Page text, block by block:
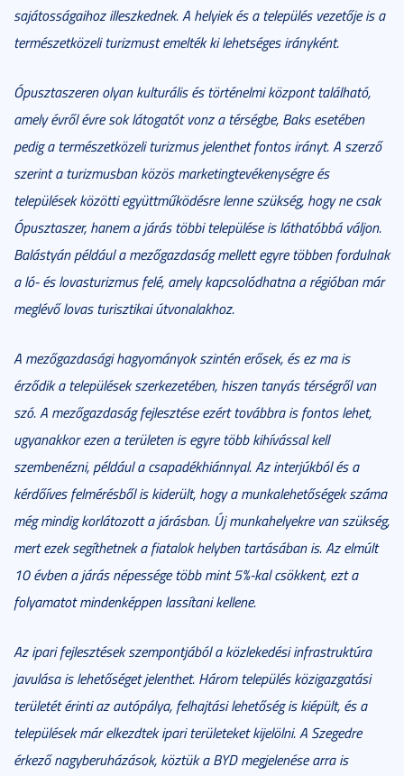
sajátosságaihoz illeszkednek. A helyiek és a település vezetője is a
természetközeli turizmust emelték ki lehetséges irányként.
Ópusztaszeren olyan kulturális és történelmi központ található,
amely évről évre sok látogatót vonz a térségbe, Baks esetében
pedig a természetközeli turizmus jelenthet fontos irányt. A szerző
szerint a turizmusban közös marketingtevékenységre és
települések közötti együttműködésre lenne szükség, hogy ne csak
Ópusztaszer, hanem a járás többi települése is láthatóbbá váljon.
Balástyán például a mezőgazdaság mellett egyre többen fordulnak
a ló- és lovasturizmus felé, amely kapcsolódhatna a régióban már
meglévő lovas turisztikai útvonalakhoz.
A mezőgazdasági hagyományok szintén erősek, és ez ma is
érződik a települések szerkezetében, hiszen tanyás térségről van
szó. A mezőgazdaság fejlesztése ezért továbbra is fontos lehet,
ugyanakkor ezen a területen is egyre több kihívással kell
szembenézni, például a csapadékhiánnyal. Az interjúkból és a
kérdőíves felmérésből is kiderült, hogy a munkalehetőségek száma
még mindig korlátozott a járásban. Új munkahelyekre van szükség,
mert ezek segíthetnek a fiatalok helyben tartásában is. Az elmúlt
10 évben a járás népessége több mint 5%-kal csökkent, ezt a
folyamatot mindenképpen lassítani kellene.
Az ipari fejlesztések szempontjából a közlekedési infrastruktúra
javulása is lehetőséget jelenthet. Három település közigazgatási
területét érinti az autópálya, felhajtási lehetőség is kiépült, és a
települések már elkezdtek ipari területeket kijelölni. A Szegedre
érkező nagyberuházások, köztük a BYD megjelenése arra is